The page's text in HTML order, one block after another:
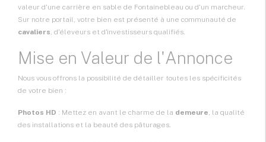
valeur d'une carrière en sable de Fontainebleau ou d'un marcheur.
Sur notre portail, votre bien est présenté à une communauté de
cavaliers, d'éleveurs et d'investisseurs qualifiés.
Mise en Valeur de l'Annonce
Nous vous offrons la possibilité de détailler toutes les spécificités
de votre bien :
Photos HD : Mettez en avant le charme de la demeure, la qualité
des installations et la beauté des pâturages.